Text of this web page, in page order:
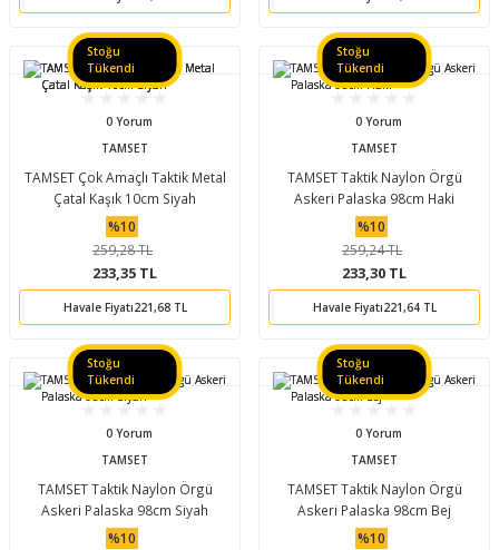
Stoğu
Tükendi
0 Yorum
TAMSET
TAMSET Çok Amaçlı Taktik Metal
Çatal Kaşık 10cm Siyah
%10
259,28 TL
233,35 TL
Havale Fiyatı221,68 TL
Stoğu
Tükendi
0 Yorum
TAMSET
TAMSET Taktik Naylon Örgü
Askeri Palaska 98cm Haki
%10
259,24 TL
233,30 TL
Havale Fiyatı221,64 TL
Stoğu
Tükendi
0 Yorum
TAMSET
TAMSET Taktik Naylon Örgü
Askeri Palaska 98cm Siyah
%10
Stoğu
Tükendi
0 Yorum
TAMSET
TAMSET Taktik Naylon Örgü
Askeri Palaska 98cm Bej
%10